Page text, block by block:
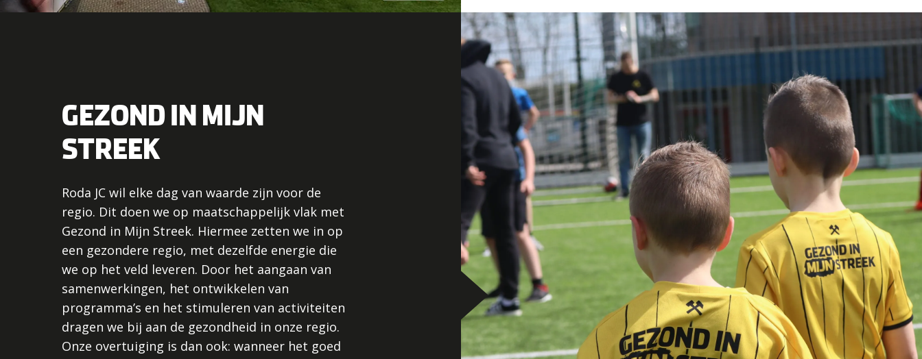
GEZOND IN MIJN
STREEK
Roda JC wil elke dag van waarde zijn voor de
regio. Dit doen we op maatschappelijk vlak met
Gezond in Mijn Streek. Hiermee zetten we in op
een gezondere regio, met dezelfde energie die
we op het veld leveren. Door het aangaan van
samenwerkingen, het ontwikkelen van
programma’s en het stimuleren van activiteiten
dragen we bij aan de gezondheid in onze regio.
Onze overtuiging is dan ook: wanneer het goed